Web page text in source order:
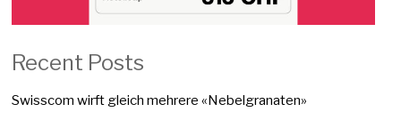
Recent Posts
Swisscom wirft gleich mehrere «Nebelgranaten»